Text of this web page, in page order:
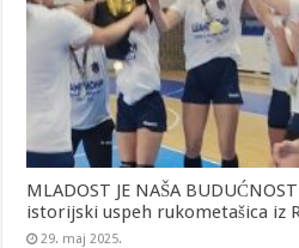
MLADOST JE NAŠA
istorijski uspeh rukometašica iz
29. maj 2025.